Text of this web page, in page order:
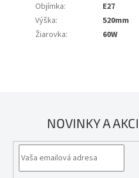
Objímka:
E27
Výška:
520mm
Žiarovka: 60W
NOVINKY A